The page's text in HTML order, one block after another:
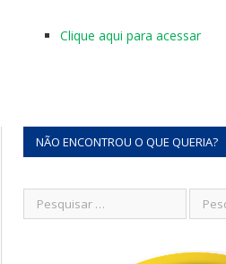
Clique aqui para acessar
NÃO ENCONTROU O QUE QUERIA?